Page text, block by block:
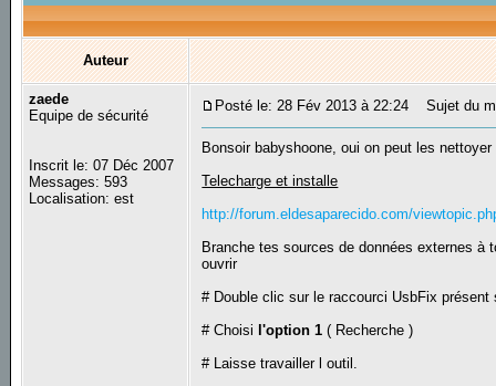
Auteur
zaede
Equipe de sécurité
Inscrit le: 07 Déc 2007
Messages: 593
Localisation: est
Posté le: 28 Fév 2013 à 22:24 Sujet du
Bonsoir babyshoone, oui on peut les
Telecharge et installe
http://forum.eldesaparecido.com/
Branche tes sources de données externes
ouvrir
# Double clic sur le raccourci UsbFix
# Choisi l'option 1 ( Recherche )
# Laisse travailler l outil.